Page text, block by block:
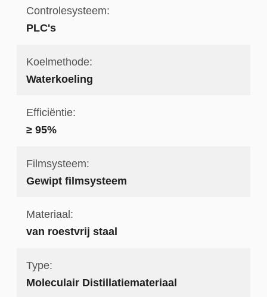
Controlesysteem:
PLC's
Koelmethode:
Waterkoeling
Efficiëntie:
≥ 95%
Filmsysteem:
Gewipt filmsysteem
Materiaal:
van roestvrij staal
Type:
Moleculair Distillatiemateriaal